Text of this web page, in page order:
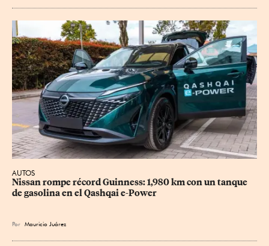
AUTOS
Nissan rompe récord Guinness: 1,980 km con un tanque
de gasolina en el Qashqai e-Power
Por Mauricio Juárez